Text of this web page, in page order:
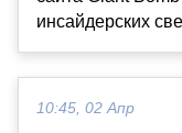
инсайдерских
10:45, 02 Апр